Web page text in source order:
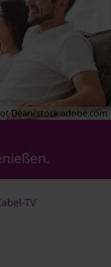
Dean/stock.adobe.com
TV